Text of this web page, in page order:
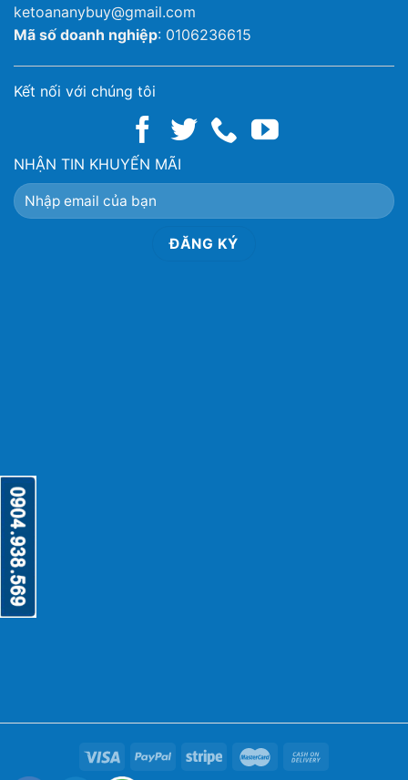
ketoananybuy@gmail.com
Mã số doanh nghiệp: 0106236615
Kết nối với chúng tôi
NHẬN TIN KHUYẾN MÃI